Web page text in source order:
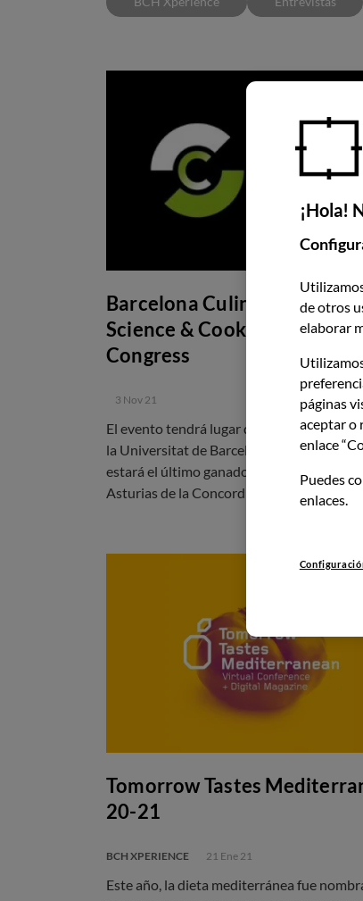
Barcelona Culinary Hub and
Science & Cooking World
Congress
3 Nov 21
El evento tendrá lugar del 8 al 10 de
la Universitat de Barcelona. Entre los
estará el último ganador del Premio
Asturias de la Concordia, José Andrés.
Tomorrow Tastes
20-21
BCH XPERIENCE 21 Ene 21
Este año, la dieta mediterránea fue
¡Hola!
de otros
elaborar
páginas
aceptar o
enlace
Puedes
enlaces.